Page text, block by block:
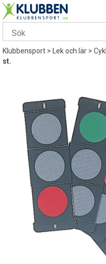
Klubbensport> Lek och lär>
st.